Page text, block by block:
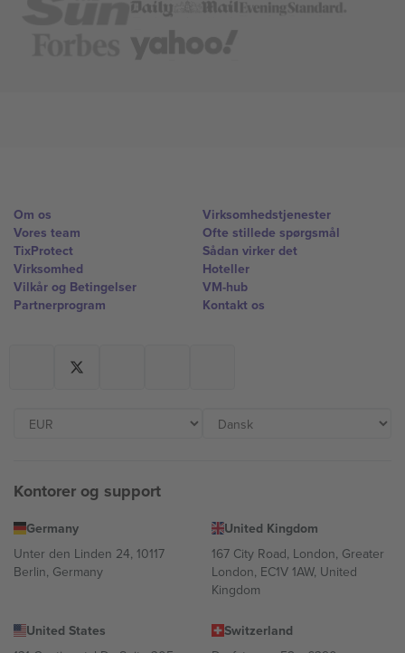
Om os
Vores team
TixProtect
Virksomhed
Vilkår og Betingelser
Partnerprogram
Virksomhedstjenester
Ofte stillede spørgsmål
Sådan virker det
Hoteller
VM-hub
Kontakt os
Kontorer og support
Germany
Unter den Linden 24, 10117
Berlin, Germany
United Kingdom
167 City Road, London, Greater
London, EC1V 1AW, United
Kingdom
United States
Switzerland